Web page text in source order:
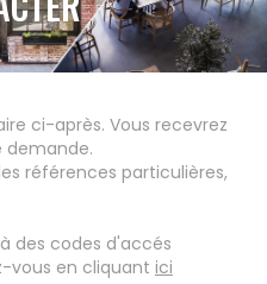
au bail
d'entreprise
ci-après. Vous recevrez
demande.
références particulières,
des codes d'accés
vous en cliquant ici